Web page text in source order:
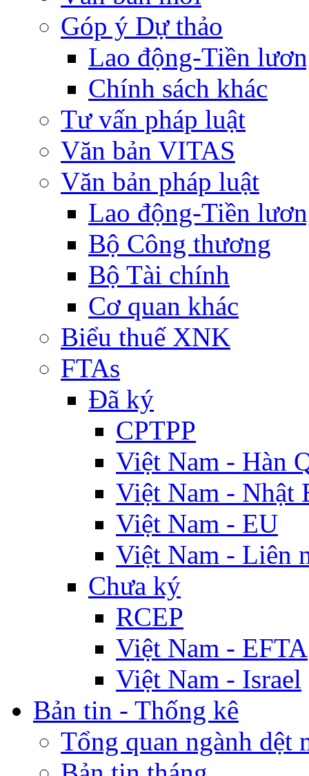
Góp ý Dự thảo
Lao động-Tiền
Chính sách khác
Tư vấn pháp luật
Văn bản VITAS
Văn bản pháp luật
Lao động-Tiền
Bộ Công thương
Bộ Tài chính
Cơ quan khác
Biểu thuế XNK
FTAs
Đã ký
CPTPP
Việt Nam - Hàn
Việt Nam - Nhật
Việt Nam - EU
Việt Nam - Liên
Chưa ký
RCEP
Việt Nam - EFTA
Việt Nam - Israel
Bản tin - Thống kê
Tổng quan ngành dệt